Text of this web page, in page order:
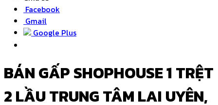
Facebook
Gmail
Google Plus
BÁN GẤP SHOPHOUSE 1 TRỆT
2 LẦU TRUNG TÂM LAI UYÊN,